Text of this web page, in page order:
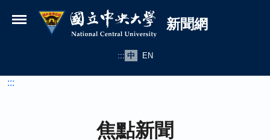
國立中央大學新聞網
新聞網
::: 中 EN
:::
焦點新聞